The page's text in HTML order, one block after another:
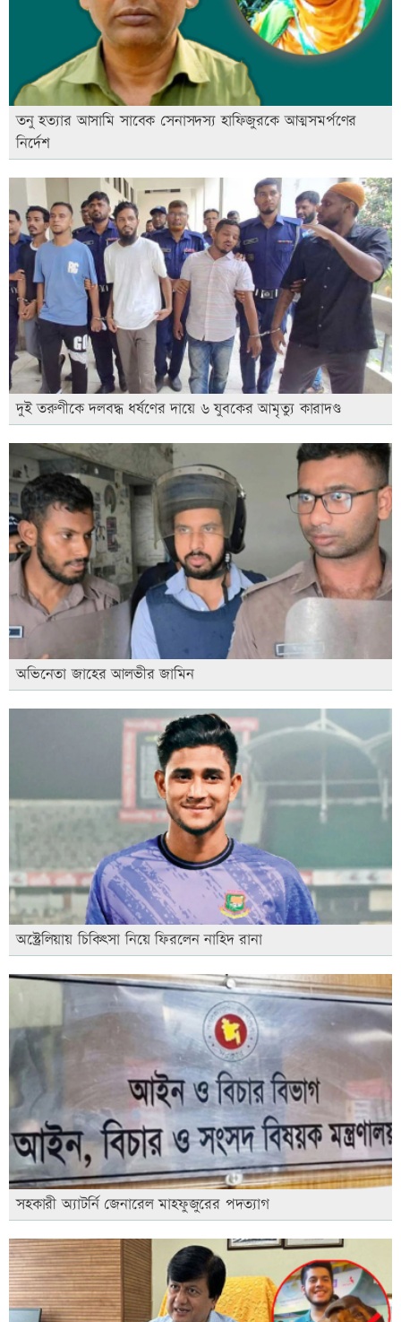
তনু হত্যার আসামি সাবেক সেনাসদস্য হাফিজুরকে আত্মসমর্পণের
নির্দেশ
দুই তরুণীকে দলবদ্ধ ধর্ষণের দায়ে ৬ যুবকের আমৃত্যু কারাদণ্ড
অভিনেতা জাহের আলভীর জামিন
অস্ট্রেলিয়ায় চিকিৎসা নিয়ে ফিরলেন নাহিদ রানা
সহকারী অ্যাটর্নি জেনারেল মাহফুজুরের পদত্যাগ